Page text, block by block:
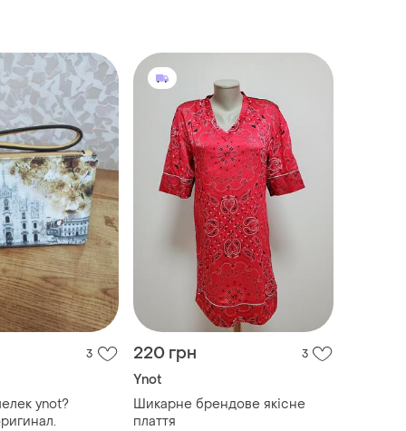
3
ynot?
220 грн 3
Ynot
Шикарне брендове якісне
плаття